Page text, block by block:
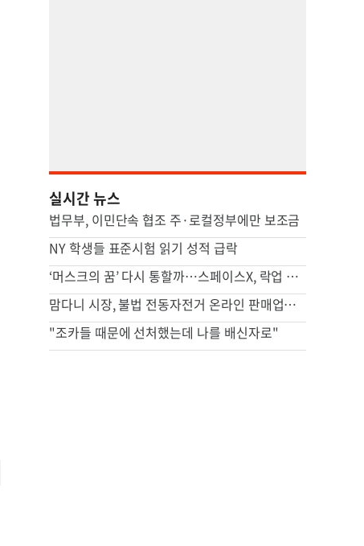
실시간 뉴스
법무부, 이민단속 협조 주·로컬정부에만 보조금
NY 학생들 표준시험 읽기 성적 급락
‘머스크의 꿈’ 다시 통할까…스페이스X, 락업 첫 고비 넘고 AI 투자 시험대
맘다니 시장, 불법 전동자전거 온라인 판매업체에 판매 중단 명령
"조카들 때문에 선처했는데 나를 배신자로"